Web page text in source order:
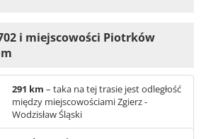
i miejscowości Piotrków
291 km – taka na tej trasie jest odległość
między miejscowościami Zgierz -
Wodzisław Śląski